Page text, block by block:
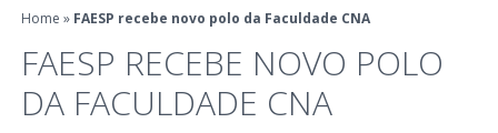
Home » FAESP recebe novo polo da Faculdade CNA
FAESP RECEBE NOVO POLO
DA FACULDADE CNA